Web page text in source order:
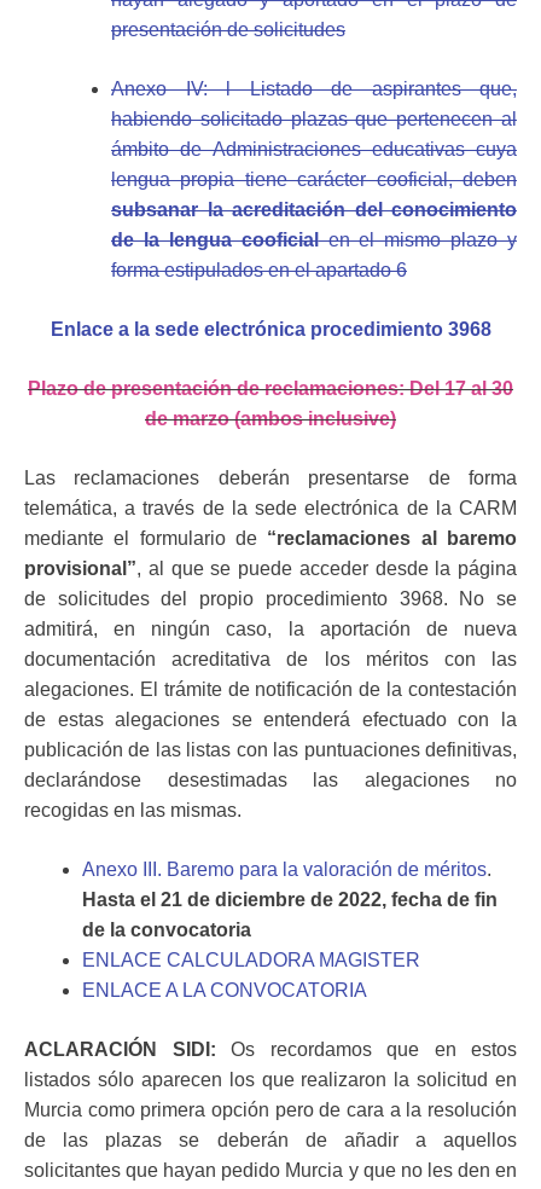
presentación de solicitudes
Anexo IV: l Listado de aspirantes que,
habiendo solicitado plazas que pertenecen al
ámbito de Administraciones educativas cuya
lengua propia tiene carácter cooficial, deben
subsanar la acreditación del conocimiento
de la lengua cooficialen el mismo plazo y
forma estipulados en el apartado 6
Enlace a la sede electrónica procedimiento 3968
Plazo de presentación de reclamaciones: Del 17 al 30
de marzo (ambos inclusive)
Las reclamaciones deberán presentarse de forma
telemática, a través de la sede electrónica de la CARM
mediante el formulario de “reclamaciones al baremo
provisional”, al que se puede acceder desde la página
de solicitudes del propio procedimiento 3968. No se
admitirá, en ningún caso, la aportación de nueva
documentación acreditativa de los méritos con las
alegaciones. El trámite de notificaciónde la contestación
de estas alegaciones se entenderá efectuado con la
publicación de las listas con las puntuaciones definitivas,
declarándose desestimadas las alegaciones no
recogidas en las mismas.
Anexo III. Baremo para la valoración de méritos.
Hasta el 21 de diciembre de 2022, fecha de fin
de la convocatoria
ENLACE CALCULADORA MAGISTER
ENLACE A LA CONVOCATORIA
ACLARACIÓN SIDI: Os recordamos que en estos
listados sólo aparecen los que realizaron la solicitud en
Murcia como primera opción pero de cara a la resolución
de las plazas se deberán de añadir a aquellos
solicitantes que hayan pedido Murcia y que no les den en